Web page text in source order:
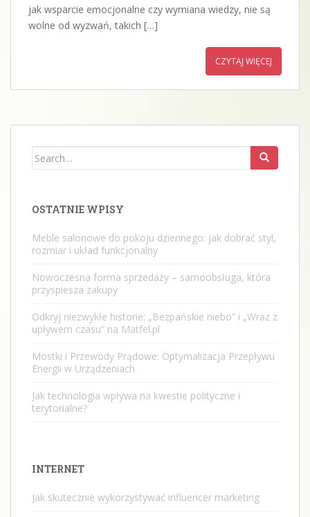
jak wsparcie emocjonalne czy wymiana wiedzy, nie są
wolne od wyzwań, takich […]
CZYTAJ WIĘCEJ
Search
OSTATNIE WPISY
Meble salonowe do pokoju dziennego: jak dobrać styl,
rozmiar i układ funkcjonalny
Nowoczesna forma sprzedaży – samoobsługa, która
przyspiesza zakupy
Odkryj niezwykłe historie: „Bezpańskie niebo” i „Wraz z
upływem czasu” na Matfel.pl
Mostki i Przewody Prądowe: Optymalizacja Przepływu
Energii w Urządzeniach
Jak technologia wpływa na kwestie polityczne i
terytorialne?
INTERNET
Jak skutecznie wykorzystywać influencer marketing